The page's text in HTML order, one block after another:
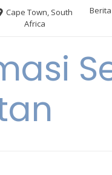
Cape Town, South
Africa